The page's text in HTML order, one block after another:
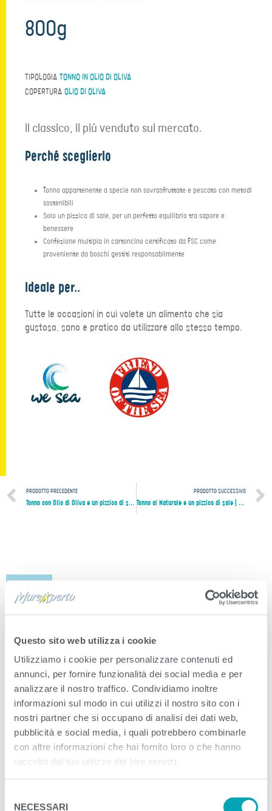
Questo sito web utilizza i cookie
Utilizziamo i cookie per personalizzare contenuti ed
annunci, per fornire funzionalità dei social media e per
analizzare il nostro traffico. Condividiamo inoltre
informazioni sul modo in cui utilizzi il nostro sito con i
nostri partner che si occupano di analisi dei dati web,
pubblicità e social media, i quali potrebbero combinarle
con altre informazioni che hai fornito loro o che hanno
raccolto dal tuo utilizzo dei loro servizi.
NECESSARI
800g
TIPOLOGIA TONNO IN OLIO DI OLIVA
COPERTURA OLIO DI OLIVA
Il classico, il più venduto sul mercato.
Perché sceglierlo
Tonno appartenente a specie non sovrasfruttate e pescato con metodi
sostenibili
Solo un pizzico di sale, per un perfetto equilibrio tra sapore e
benessere
Confezione multipla in cartoncino certificato da FSC come
proveniente da boschi gestiti responsabilmente
Ideale per..
Tutte le occasioni in cui volete un alimento che sia
gustoso, sano e pratico da utilizzare allo stesso tempo.
PRODOTTO PRECEDENTE
Tonno con Olio di Oliva e un pizzico di sale | 2x140g
PRODOTTO SUCCESSIVO
Tonno al Naturale e un pizzico di sale | 3x80g
900g
1504 kJ / 363 cal
Grassi di cui:
acidi grassi saturi
32g
5,4g
Carboidrati di cui:
zuccheri
0,5g
0,5g
Proteine
18,0g
Sale
1,20g